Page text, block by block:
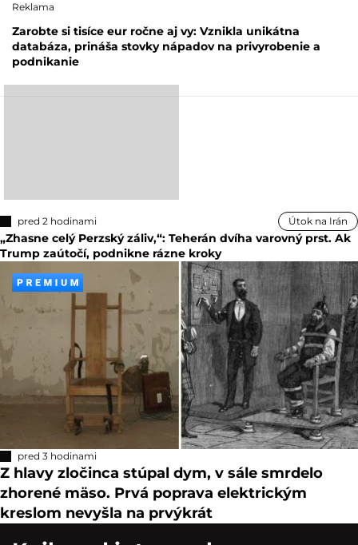
Reklama
Zarobte si tisíce eur ročne aj vy: Vznikla unikátna
databáza, prináša stovky nápadov na privyrobenie a
podnikanie
pred 2 hodinami Útok na Irán
„Zhasne celý Perzský záliv,“: Teherán dvíha varovný prst. Ak
Trump zaútočí, podnikne rázne kroky
pred 3 hodinami
Z hlavy zločinca stúpal dym, v sále smrdelo
zhorené mäso. Prvá poprava elektrickým
kreslom nevyšla na prvýkrát